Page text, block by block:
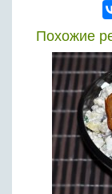
Похожие